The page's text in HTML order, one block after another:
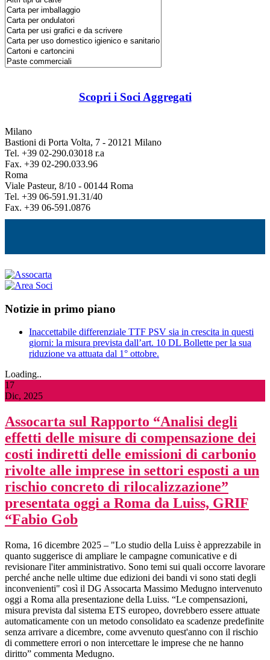
Scopri i Soci Aggregati
Milano
Bastioni di Porta Volta, 7 - 20121 Milano
Tel. +39 02-290.03018 r.a
Fax. +39 02-290.033.96
Roma
Viale Pasteur, 8/10 - 00144 Roma
Tel. +39 06-591.91.31/40
Fax. +39 06-591.0876
Notizie in primo piano
Inaccettabile differenziale TTF PSV sia in crescita in questi
giorni: la misura prevista dall’art. 10 DL Bollette per la sua
riduzione va attuata dal 1° ottobre.
Loading..
17
Dic, 2025
Assocarta sul Rapporto “Analisi degli
effetti delle misure di compensazione dei
costi indiretti delle emissioni di carbonio
rivolte alle imprese in settori esposti a un
rischio concreto di rilocalizzazione”
presentata oggi a Roma da Luiss, GRIF
“Fabio Gob
Roma, 16 dicembre 2025 – "Lo studio della Luiss è apprezzabile in
quanto suggerisce di ampliare le campagne comunicative e di
revisionare l'iter amministrativo. Sono temi sui quali occorre lavorare
perché anche nelle ultime due edizioni dei bandi vi sono stati degli
inconvenienti" così il DG Assocarta Massimo Medugno intervenuto
oggi a Roma alla presentazione della Luiss. “Le compensazioni,
misura prevista dal sistema ETS europeo, dovrebbero essere attuate
automaticamente con un metodo consolidato ea scadenze predefinite
senza arrivare a dicembre, come avvenuto quest'anno con il rischio
di commettere errori o non intercettare le imprese che ne hanno
diritto” commenta Medugno.